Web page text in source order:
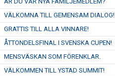
VÄLKOMNA TILL GEMENSAM DIALOG!
GRATTIS TILL ALLA VINNARE!
ÅTTONDELSFINAL I SVENSKA CUPEN!
MENSVÄSKAN SOM FÖRENKLAR.
VÄLKOMMEN TILL YSTAD SUMMIT!